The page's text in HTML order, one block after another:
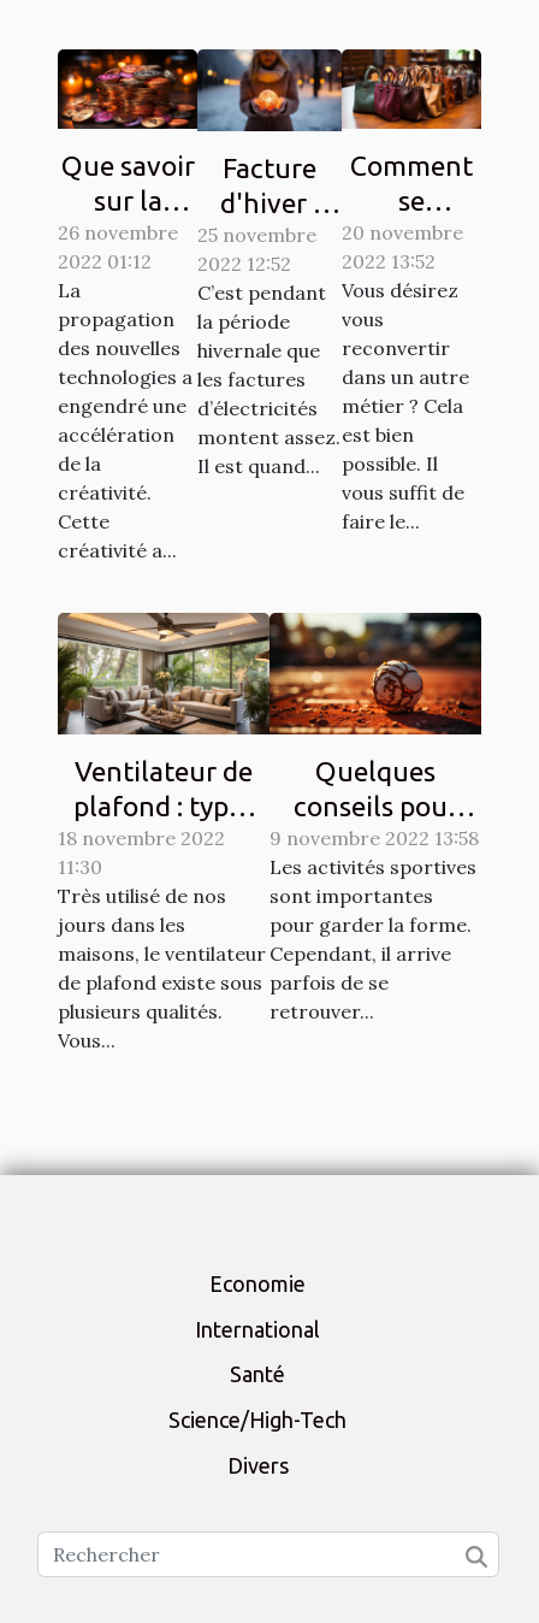
Que savoir
sur la
Crypto-
monnaie
Ternoa
26 novembre
2022 01:12
La
propagation
des nouvelles
technologies a
engendré une
accélération
de la
créativité.
Cette
créativité a...
Facture
d'hiver :
Des
astuces
simples
pour
économiser
de l'argent
25 novembre
2022 12:52
C’est pendant
la période
hivernale que
les factures
d’électricités
montent assez.
Il est quand...
Comment
se
reconvertir
à un autre
métier ?
20 novembre
2022 13:52
Vous désirez
vous
reconvertir
dans un autre
métier ? Cela
est bien
possible. Il
vous suffit de
faire le...
Ventilateur de
plafond : types
et qualités
18 novembre 2022
11:30
Très utilisé de nos
jours dans les
maisons, le ventilateur
de plafond existe sous
plusieurs qualités.
Vous...
Quelques
conseils pour
lutter contre les
courbatures
engendrées par
le sport
9 novembre 2022 13:58
Les activités sportives
sont importantes
pour garder la forme.
Cependant, il arrive
parfois de se
retrouver...
Economie
International
Santé
Science/High-Tech
Divers